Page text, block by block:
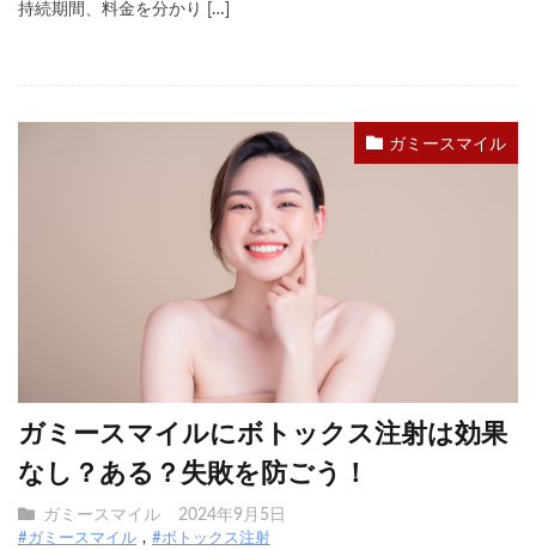
持続期間、料金を分かり […]
ガミースマイル
ガミースマイルにボトックス注射は効果
なし？ある？失敗を防ごう！
ガミースマイル 2024年9月5日
#ガミースマイル #ボトックス注射